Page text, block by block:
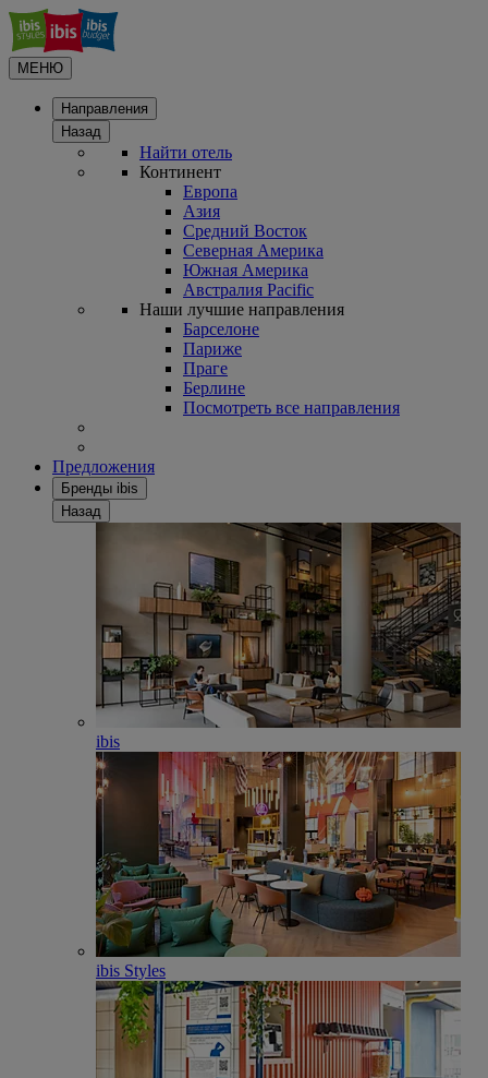
МЕНЮ
Направления
Назад
Найти отель
Континент
Европа
Азия
Средний Восток
Северная Америка
Южная Америка
Австралия Pacific
Наши лучшие направления
Барселоне
Париже
Праге
Берлине
Посмотреть все направления
Предложения
Бренды ibis
Назад
ibis
ibis Styles